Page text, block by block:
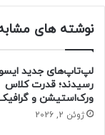
نوشته های
لپ‌تاپ‌های جدید
رسیدند؛ قدرت کلاس
ورک‌استیشن و گرافیک
ژوئن 2, 2026